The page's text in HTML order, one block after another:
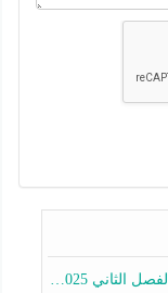
2025-2026